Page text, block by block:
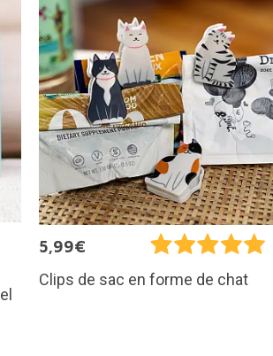
5,99€
Clips de sac en forme de chat